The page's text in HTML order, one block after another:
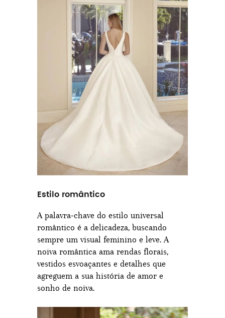
Estilo romântico
A palavra-chave do estilo universal
romântico é a delicadeza, buscando
sempre um visual feminino e leve. A
noiva romântica ama rendas florais,
vestidos esvoaçantes e detalhes que
agreguem a sua história de amor e
sonho de noiva.